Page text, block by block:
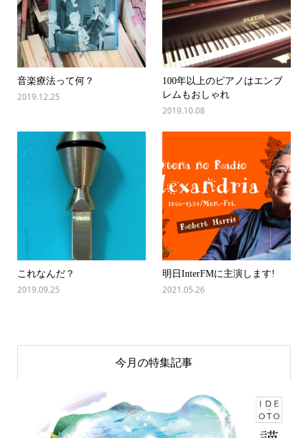
音楽療法って何？
2019.12.25
100年以上のピアノはエンブ
レムもおしゃれ
2019.10.08
これなんだ？
2019.09.25
明日InterFMに主演します!
2021.05.26
今月の特集記事